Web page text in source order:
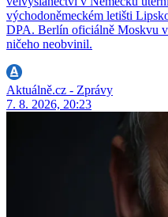
východoněmeckém letišti
DPA. Berlín oficiálně Moskvu
ničeho neobvinil.
Aktuálně.cz - Zprávy
7. 8. 2026, 20:23